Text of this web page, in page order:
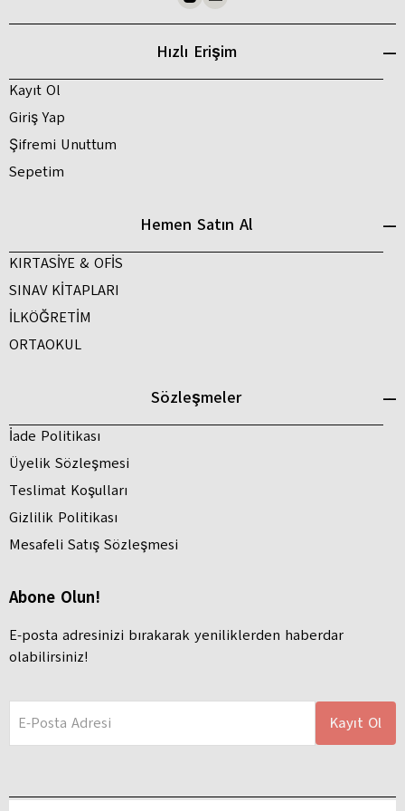
Hızlı Erişim
Kayıt Ol
Giriş Yap
Şifremi Unuttum
Sepetim
Hemen Satın Al
KIRTASİYE & OFİS
SINAV KİTAPLARI
İLKÖĞRETİM
ORTAOKUL
Sözleşmeler
İade Politikası
Üyelik Sözleşmesi
Teslimat Koşulları
Gizlilik Politikası
Mesafeli Satış Sözleşmesi
Abone Olun!
E-posta adresinizi bırakarak yeniliklerden haberdar
olabilirsiniz!
E-Posta Adresi Kayıt Ol